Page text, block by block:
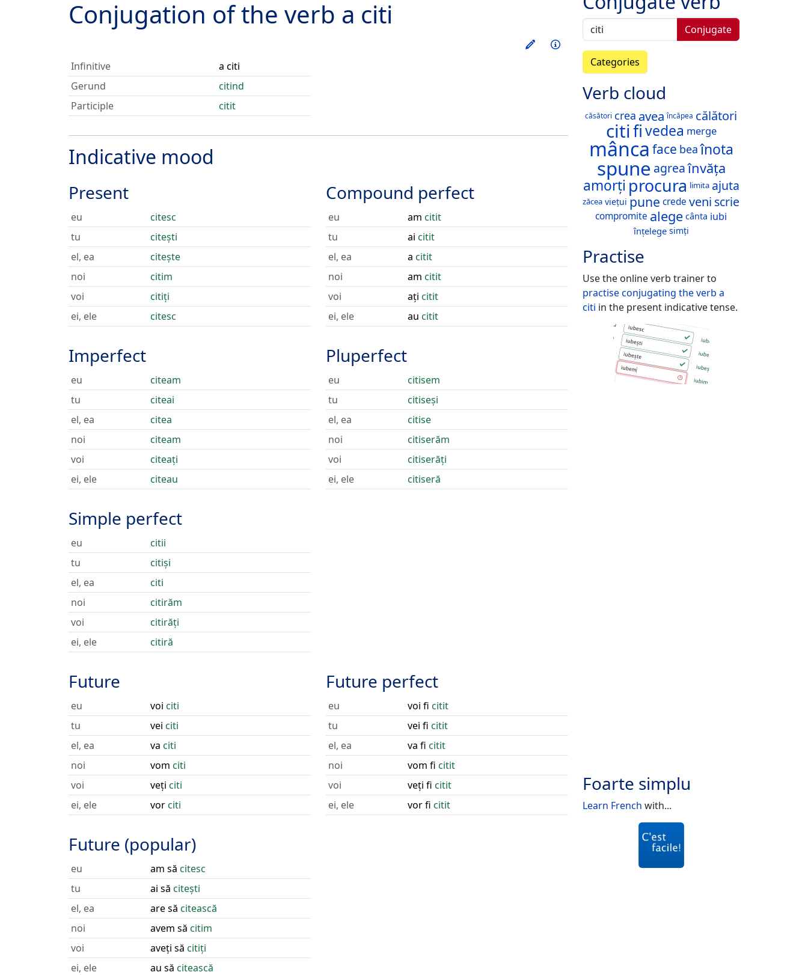
Conjugation of the verb a citi
Train this verb
Info
Infinitive
a citi
Gerund
citind
Participle
citit
Indicative mood
Present
eu
citesc
tu
citești
el, ea
citește
noi
citim
voi
citiți
ei, ele
citesc
Imperfect
eu
citeam
tu
citeai
el, ea
citea
noi
citeam
voi
citeați
ei, ele
citeau
Simple perfect
eu
citii
tu
citiși
el, ea
citi
noi
citirăm
voi
citirăți
ei, ele
citiră
Compound perfect
eu am citit
tu
ai citit
el, ea
a citit
noi
am citit
voi
ați citit
ei, ele
au citit
Pluperfect
eu
citisem
tu
citiseși
el, ea
citise
noi
citiserăm
voi
citiserăți
ei, ele
citiseră
Future
eu voi citi
tu
vei citi
el, ea
va citi
noi
vom citi
voi
veți citi
ei, ele
vorciti
Future (popular)
eu am să citesc
tu
ai să citești
el, ea
are să citească
noi
avem să citim
voi
aveți să citiți
ei, ele
au să citească
Future perfect
eu voi fi citit
tu
vei fi citit
el, ea
va fi citit
noi
vom fi citit
voi
veți fi citit
ei, ele
vor fi citit
Conjugate
Categories
Verb cloud
căsători crea avea încăpea călători
citifivedea merge
mânca face beaînota
spune agreaînvăța
amorți procura limita ajuta
zăcea viețui pune crede veni scrie
compromite alege cânta iubi
înțelege simți
Practise
Use the online verb trainer to
practise conjugating the verb a
citi in the present indicative tense.
Foarte simplu
Learn French with...